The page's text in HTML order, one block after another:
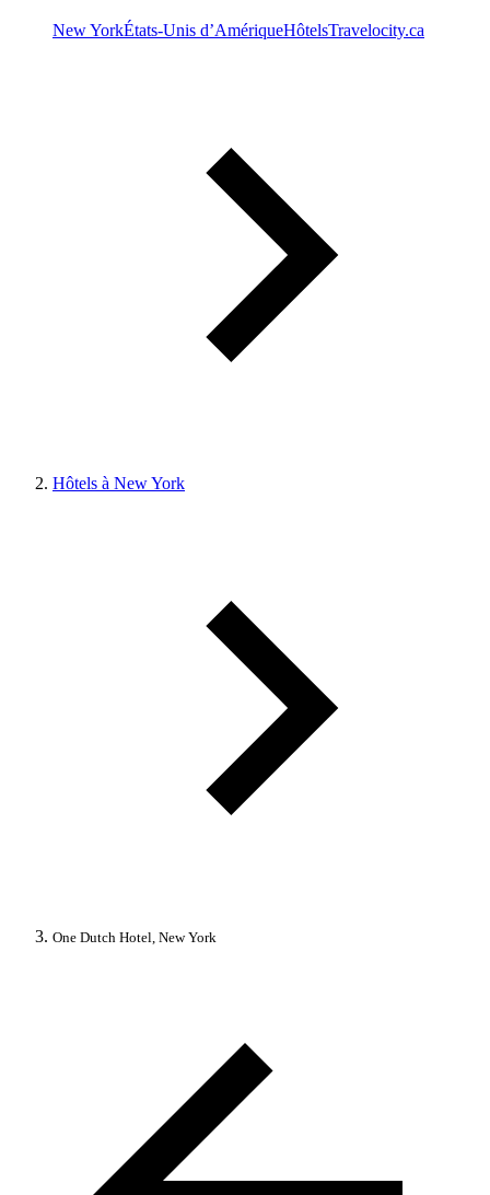
New YorkÉtats-Unis d’AmériqueHôtelsTravelocity.ca
Hôtels à New York
One Dutch Hotel, New York